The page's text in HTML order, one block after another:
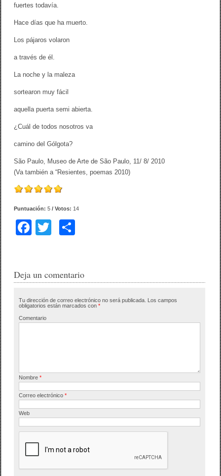
fuertes todavía.
Hace días que ha muerto.
Los pájaros volaron
a través de él.
La noche y la maleza
sortearon muy fácil
aquella puerta semi abierta.
¿Cuál de todos nosotros va
camino del Gólgota?
São Paulo, Museo de Arte de São Paulo, 11/ 8/ 2010
(Va también a “Resientes, poemas 2010)
Puntuación:5 / Votos: 14
F
e
o
o
er p
tir
Deja un comentario
Tu dirección de correo electrónico no será publicada. Los campos
obligatorios están marcados con*
Comentario
Nombre*
Correo electrónico*
Web